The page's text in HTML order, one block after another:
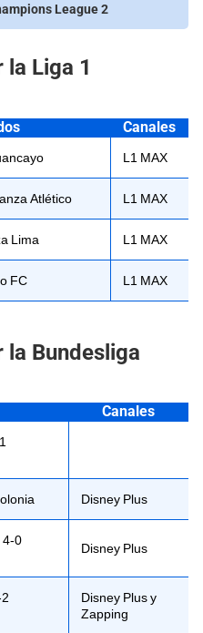
League 2
Liga 1
Canales
L1 MAX
Atlético L1 MAX
Lima L1 MAX
FC L1 MAX
Bundesliga
Canales
Disney Plus
4-0
Disney Plus
Disney Plus y
Zapping